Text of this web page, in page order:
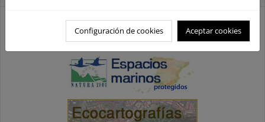
Configuración de cookies Aceptar cookies